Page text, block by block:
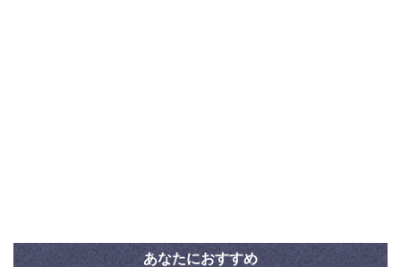
あなたにおすすめ